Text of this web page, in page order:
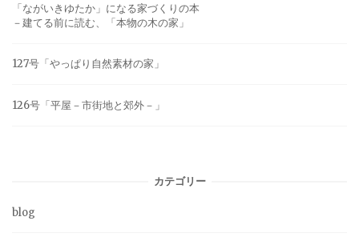
「ながいきゆたか」になる家づくりの本
－建てる前に読む、「本物の木の家」
127号「やっぱり自然素材の家」
126号「平屋－市街地と郊外－」
カテゴリー
blog